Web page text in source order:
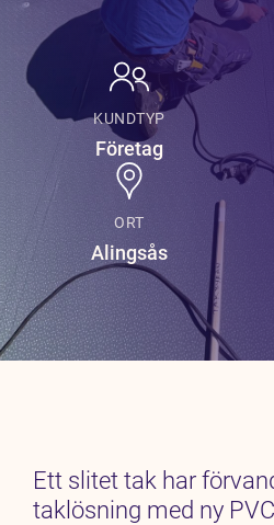
Karriär
KUNDTYP
Företag
ORT
Alingsås
Ett slitet tak har
taklösning med ny